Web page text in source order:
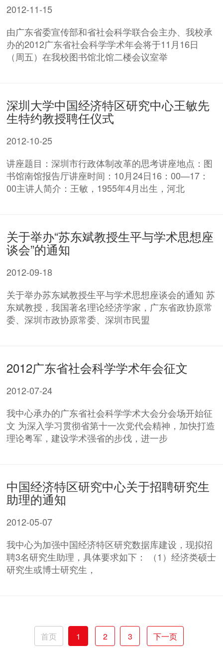
2012-11-15
由广东省委宣传部和省社会科学联合会主办、我校承
办的2012广东省社会科学学术年会将于11月16日
（周五）在我校图书馆北馆二楼会议室举
深圳大学中国经济特区研究中心王敏先
生特约教授聘任仪式
2012-10-25
讲座题目：深圳市行政体制改革的思考讲座地点：图
书馆南馆报告厅讲座时间：10月24日16：00—17：
00主讲人简介：王敏，1955年4月出生，河北
关于举办“苏东斌教授生平与学术思想座
谈会”的通知
2012-09-18
关于举办苏东斌教授生平与学术思想座谈会的通知 苏
东斌教授，我国著名理论经济学家，广东省政协原常
委、深圳市政协原常委、深圳市民盟
2012广东省社会科学学术年会征文
2012-07-24
我中心承办的广东省社会科学学术大会分会场开始征
文 为深入学习贯彻省第十一次党代会精神，加快打造
理论粤军，建设学术强省的步伐，进一步
中国经济特区研究中心关于招聘研究生
助理的通知
2012-05-07
我中心为加强中国经济特区研究数据库建设，现拟招
聘3名研究生助理，具体要求如下： （1）经济类硕士
研究生或博士研究生，
首页 1 2 3 下一页